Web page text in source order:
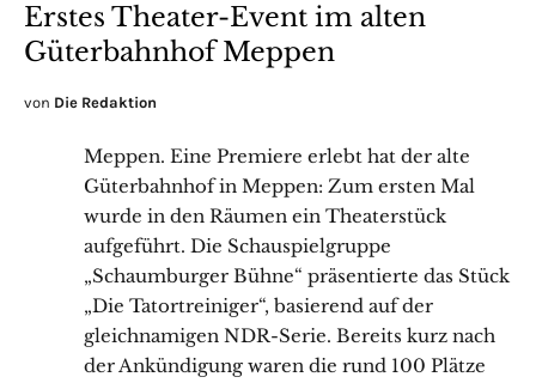
Erstes Theater-Event im alten
Güterbahnhof Meppen
von Die Redaktion
Meppen. Eine Premiere erlebt hat der alte
Güterbahnhof in Meppen: Zum ersten Mal
wurde in den Räumen ein Theaterstück
aufgeführt. Die Schauspielgruppe
„Schaumburger Bühne“ präsentierte das Stück
„Die Tatortreiniger“, basierend auf der
gleichnamigen NDR-Serie. Bereits kurz nach
der Ankündigung waren die rund 100 Plätze